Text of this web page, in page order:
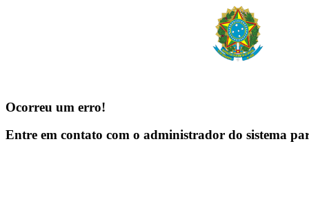
Ocorreu um erro!
Entre em contato com o administrador do sistema